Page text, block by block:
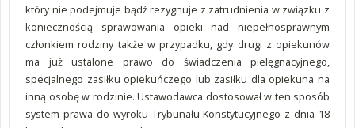
który nie podejmuje bądź rezygnuje z zatrudnienia w związku z
koniecznością sprawowania opieki nad niepełnosprawnym
członkiem rodziny także w przypadku, gdy drugi z opiekunów
ma już ustalone prawo do świadczenia pielęgnacyjnego,
specjalnego zasiłku opiekuńczego lub zasiłku dla opiekuna na
inną osobę w rodzinie. Ustawodawca dostosował w ten sposób
system prawa do wyroku Trybunału Konstytucyjnego z dnia 18